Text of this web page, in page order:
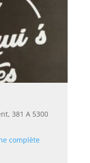
381 A 5300
complète